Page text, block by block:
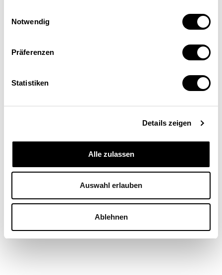
Notwendig
Präferenzen
Statistiken
Details zeigen
Alle zulassen
Auswahl erlauben
Ablehnen
Coopetition: Skigebiete sollten
mehr zusammenarbeiten
WIRTSCHAFTSPOLITIK
Michael Stadler,Gian-Reto Capaul| 28.07.2026